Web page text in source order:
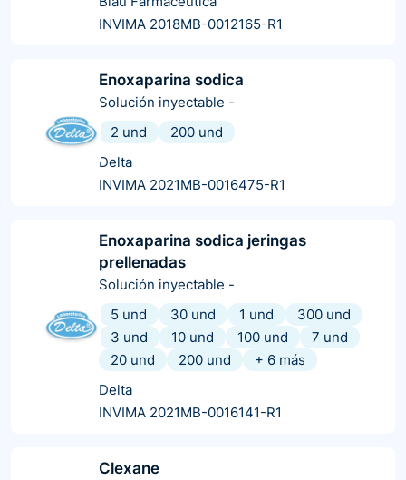
INVIMA 2018MB-0012165-R1
Enoxaparina sodica
Solución inyectable -
2 und
200 und
Delta
INVIMA 2021MB-0016475-R1
Enoxaparina sodica jeringas
prellenadas
Solución inyectable -
5 und
30 und 1 und
300 und
3 und
10 und 100 und
7 und
20 und
200 und + 6 más
Delta
INVIMA 2021MB-0016141-R1
Clexane